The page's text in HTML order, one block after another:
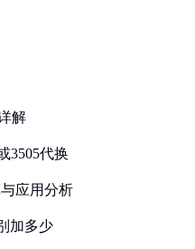
解
3505代换
应用分析
加多少